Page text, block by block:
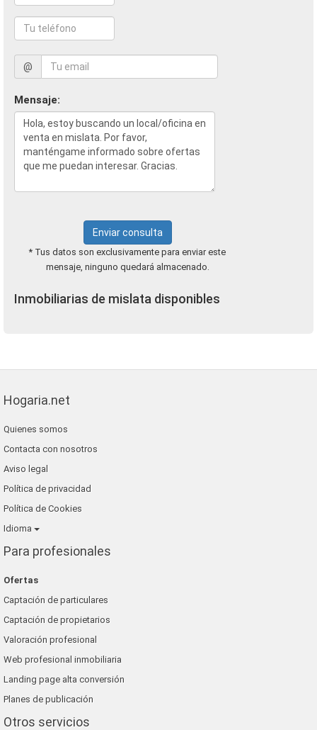
@
Mensaje:
Enviar consulta
* Tus datos son exclusivamente para enviar este
mensaje, ninguno quedará almacenado.
Inmobiliarias de mislata disponibles
Hogaria.net
Quienes somos
Contacta con nosotros
Aviso legal
Política de privacidad
Política de Cookies
Idioma
Para profesionales
Ofertas
Captación de particulares
Captación de propietarios
Valoración profesional
Web profesional inmobiliaria
Landing page alta conversión
Planes de publicación
Otros servicios